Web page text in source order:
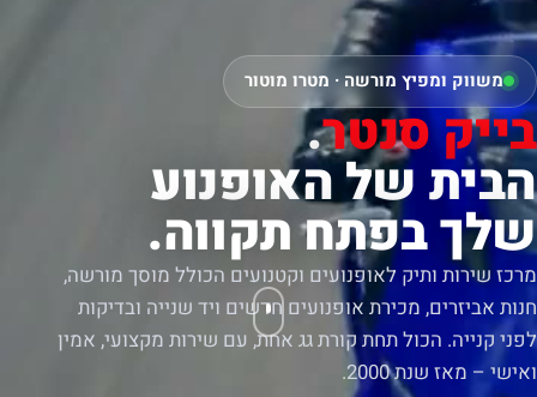
משווק ומפיץ מורשה · מטרו מוטור
בייק סנטר.
הבית של האופנוע
שלך בפתח תקווה.
מרכז שירות ותיק לאופנועים וקטנועים הכולל מוסך מורשה,
חנות אביזרים, מכירת אופנועים חדשים ויד שנייה ובדיקות
לפני קנייה. הכול תחת קורת גג אחת, עם שירות מקצועי, אמין
ואישי – מאז שנת 2000.